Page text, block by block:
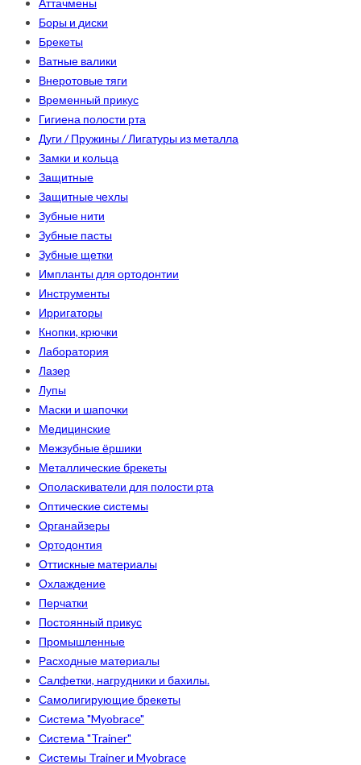
Аттачмены
Боры и диски
Брекеты
Ватные валики
Внеротовые тяги
Временный прикус
Гигиена полости рта
Дуги / Пружины / Лигатуры из металла
Замки и кольца
Защитные
Защитные чехлы
Зубные нити
Зубные пасты
Зубные щетки
Импланты для ортодонтии
Инструменты
Ирригаторы
Кнопки, крючки
Лаборатория
Лазер
Лупы
Маски и шапочки
Медицинские
Межзубные ёршики
Металлические брекеты
Ополаскиватели для полости рта
Оптические системы
Органайзеры
Ортодонтия
Оттискные материалы
Охлаждение
Перчатки
Постоянный прикус
Промышленные
Расходные материалы
Салфетки, нагрудники и бахилы.
Самолигирующие брекеты
Система "Myobrace"
Система "Trainer"
Системы Trainer и Myobrace